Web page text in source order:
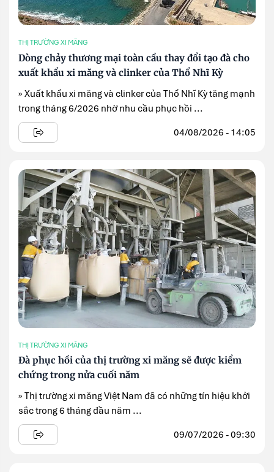
THỊ TRƯỜNG XI MĂNG
Dòng chảy thương mại toàn cầu thay đổi tạo đà cho
xuất khẩu xi măng và clinker của Thổ Nhĩ Kỳ
» Xuất khẩu xi măng và clinker của Thổ Nhĩ Kỳ tăng mạnh
trong tháng 6/2026 nhờ nhu cầu phục hồi ...
04/08/2026 - 14:05
THỊ TRƯỜNG XI MĂNG
Đà phục hồi của thị trường xi măng sẽ được kiểm
chứng trong nửa cuối năm
» Thị trường xi măng Việt Nam đã có những tín hiệu khởi
sắc trong 6 tháng đầu năm ...
09/07/2026 - 09:30